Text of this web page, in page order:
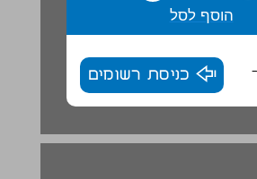
הוסף לסל
כניסת רשומים